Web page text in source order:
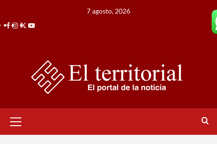
contenido
7 agosto, 2026
Facebook
Instagram
TwitterYoutube
primario